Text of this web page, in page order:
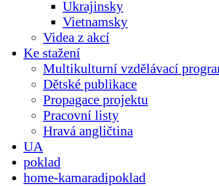
Ukrajinsky
Vietnamsky
Videa z akcí
Ke stažení
Multikulturní vzdělávací
Dětské publikace
Propagace projektu
Pracovní listy
Hravá angličtina
UA
poklad
home-kamaradipoklad